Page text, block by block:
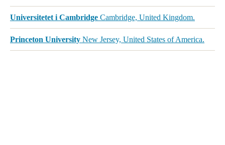
Universitetet i Cambridge Cambridge, United Kingdom.
Princeton University New Jersey, United States of America.